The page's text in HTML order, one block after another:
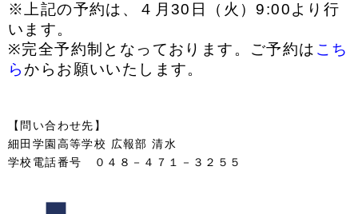
※上記の予約は、４月30日（火）9:00より行
います。
※完全予約制となっております。 ご予約は こち
ら から お願いいたします。
【問い合わせ先】
細田学園高等学校 広報部 清水
学校電話番号 ０４８－４７１－３２５５